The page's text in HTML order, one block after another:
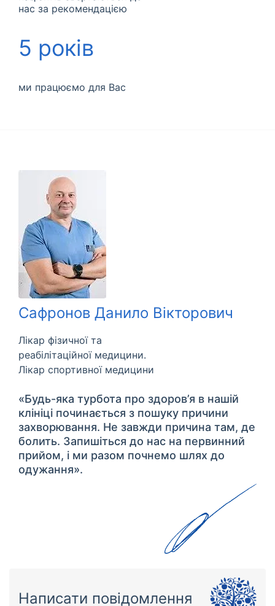
нас за рекомендацією
5 років
ми працюємо для Вас
Сафронов Данило Вікторович
Лікар фізичної та
реабілітаційної медицини.
Лікар спортивної медицини
«Будь-яка турбота про здоров’я в нашій
клініці починається з пошуку причини
захворювання. Не завжди причина там, де
болить. Запишіться до нас на первинний
прийом, і ми разом почнемо шлях до
одужання».
Написати повідомлення